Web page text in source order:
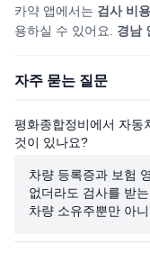
카약 앱에서는 검사 비
용하실 수 있어요. 경남
자주 묻는 질문
평화종합정비에서 자동
것이 있나요?
차량 등록증과 보험
없더라도 검사를 받
차량 소유주뿐만 아